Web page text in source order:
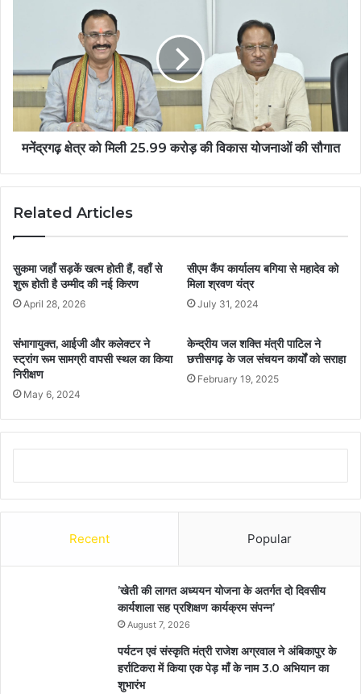
मनेंद्रगढ़ क्षेत्र को मिली 25.99 करोड़ की विकास योजनाओं की सौगात
Related Articles
सुकमा जहाँ सड़कें खत्म होती हैं, वहाँ से
शुरू होती है उम्मीद की नई किरण
April 28, 2026
सीएम कैंप कार्यालय बगिया से महादेव को
मिला श्रवण यंत्र
July 31, 2024
संभागायुक्त, आईजी और कलेक्टर ने
स्ट्रांग रूम सामग्री वापसी स्थल का किया
निरीक्षण
May 6, 2024
केन्द्रीय जल शक्ति मंत्री पाटिल ने
छत्तीसगढ़ के जल संचयन कार्यों को सराहा
February 19, 2025
Recent Popular
’खेती की लागत अध्ययन योजना के अतर्गत दो दिवसीय
कार्यशाला सह प्रशिक्षण कार्यक्रम संपन्न’
August 7, 2026
पर्यटन एवं संस्कृति मंत्री राजेश अग्रवाल ने अंबिकापुर के
हर्राटिकरा में किया एक पेड़ माँ के नाम 3.0 अभियान का
शुभारंभ